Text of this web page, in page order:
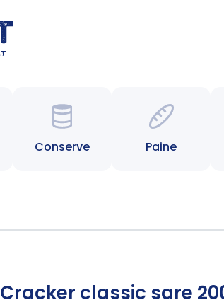
Conserve Paine
Cracker classic sare